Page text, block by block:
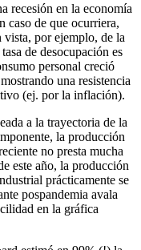
recesión en la economía
caso de que ocurriera,
vista, por ejemplo, de la
de desocupación es
personal creció
una resistencia
(ej. por la inflación).
a la trayectoria de la
la producción
no presta mucha
este año, la producción
prácticamente se
pospandemia avala
en la gráfica